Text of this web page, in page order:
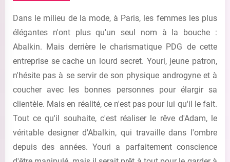
Dans le milieu de la mode, à Paris, les femmes les plus
élégantes n'ont plus qu'un seul nom à la bouche :
Abalkin. Mais derrière le charismatique PDG de cette
entreprise se cache un lourd secret. Youri, jeune patron,
n'hésite pas à se servir de son physique androgyne et à
coucher avec les bonnes personnes pour élargir sa
clientèle. Mais en réalité, ce n'est pas pour lui qu'il le fait.
Tout ce qu'il souhaite, c'est réaliser le rêve d'Adam, le
véritable designer d'Abalkin, qui travaille dans l'ombre
depuis des années. Youri a parfaitement conscience